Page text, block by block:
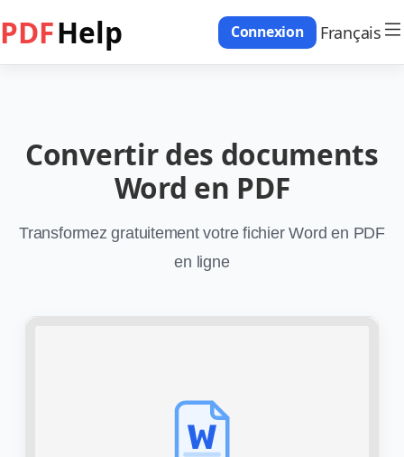
PDFHelp Connexion Français
Convertir des documents
Word en PDF
Transformez gratuitement votre fichier Word en PDF
en ligne